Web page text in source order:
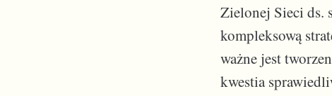
Zielonej Sieci ds.
kompleksową
ważne jest
kwestia